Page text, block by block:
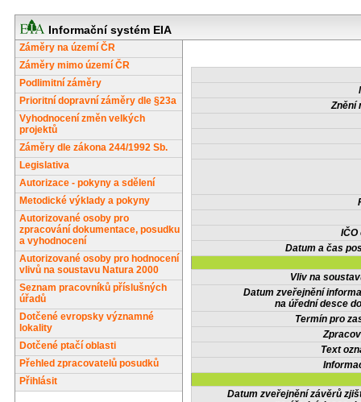
Informační systém EIA
Záměry na území ČR
Záměry mimo území ČR
Podlimitní záměry
Prioritní dopravní záměry dle §23a
Vyhodnocení změn velkých
projektů
Záměry dle zákona 244/1992 Sb.
Legislativa
Autorizace - pokyny a sdělení
Metodické výklady a pokyny
Autorizované osoby pro
zpracování dokumentace, posudku
a vyhodnocení
Autorizované osoby pro hodnocení
vlivů na soustavu Natura 2000
Seznam pracovníků příslušných
úřadů
Dotčené evropsky významné
lokality
Dotčené ptačí oblasti
Přehled zpracovatelů posudků
Přihlásit
Znění
IČO
Datum a čas
Vliv na
Datum zveřejnění
na úřední desce
Termín pro
Text
Datum zveřejnění závěrů